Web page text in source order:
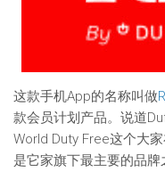
这款手机App的名称叫做
款会员计划产品。说道
World Duty Free这个大
是它家旗下最主要的品